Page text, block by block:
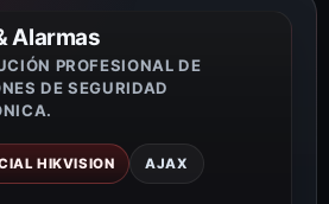
Alarmas
PROFESIONAL DE
DE SEGURIDAD
HIKVISION AJAX